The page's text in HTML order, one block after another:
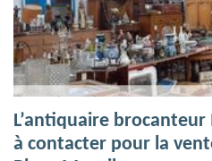
L’antiquaire
à contacter pour la